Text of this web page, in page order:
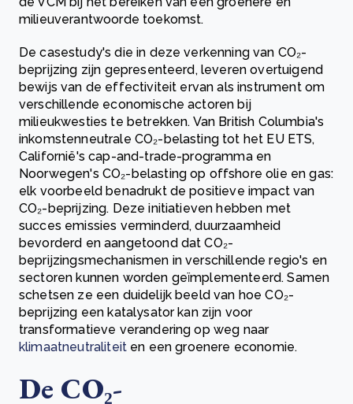
milieuverantwoorde toekomst.
De casestudy's die in deze verkenning van CO₂-
beprijzing zijn gepresenteerd, leveren overtuigend
bewijs van de effectiviteit ervan als instrument om
verschillende economische actoren bij
milieukwesties te betrekken. Van British Columbia's
inkomstenneutrale CO₂-belasting tot het EU ETS,
Californië's cap-and-trade-programma en
Noorwegen's CO₂-belasting op offshore olie en gas:
elk voorbeeld benadrukt de positieve impact van
CO₂-beprijzing. Deze initiatieven hebben met
succes emissies verminderd, duurzaamheid
bevorderd en aangetoond dat CO₂-
beprijzingsmechanismen in verschillende regio's en
sectoren kunnen worden geïmplementeerd. Samen
schetsen ze een duidelijk beeld van hoe CO₂-
beprijzing een katalysator kan zijn voor
transformatieve verandering op weg naar
klimaatneutraliteit en een groenere economie.
De CO₂-